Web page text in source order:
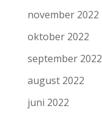
november 2022
oktober 2022
september 2022
august 2022
juni 2022